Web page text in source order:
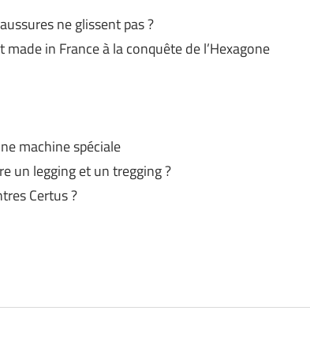
ne glissent pas ?
in France à la conquête de l’Hexagone
machine spéciale
un legging et un tregging ?
Certus ?